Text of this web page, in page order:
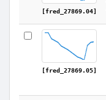
[fred_27869.04]
[fred_27869.05]